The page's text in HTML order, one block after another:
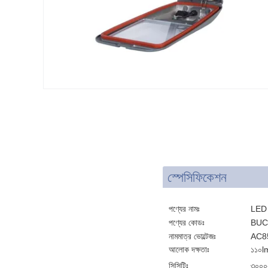
স্পেসিফিকেশন
পণ্যের নামঃ
LED
পণ্যের কোডঃ
নামমাত্র ভোল্টেজঃ
আলোক দক্ষতাঃ
সিসিটিঃ